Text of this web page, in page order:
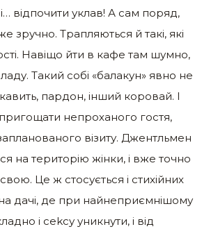
відпочити уклав! А сам поряд,
зручно. Трапляються й такі, які
Навіщо йти в кафе там шумно,
Такий собі «балакун» явно не
пардон, інший коровай. І
непроханого гостя,
візиту. Джентльмен
на територію жінки, і вже точно
Це ж стосується і стихійних
на дачі, де при найнеприємнішому
і сеkсу уникнути, і від